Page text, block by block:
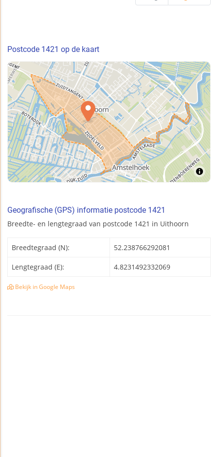
Postcode 1421 op de kaart
Geografische (GPS) informatie postcode 1421
Breedte- en lengtegraad van postcode 1421 in Uithoorn
Breedtegraad (N): 52.238766292081
Lengtegraad (E): 4.8231492332069
Bekijk in Google Maps